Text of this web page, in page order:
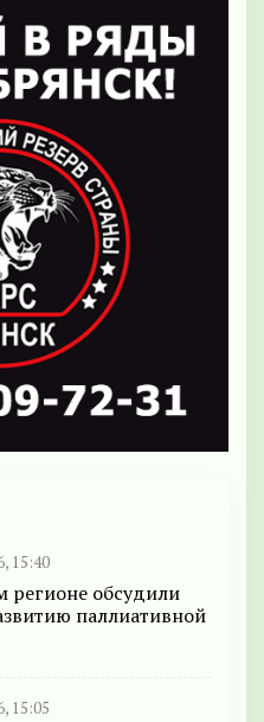
15:40
регионе обсудили
паллиативной
15:05